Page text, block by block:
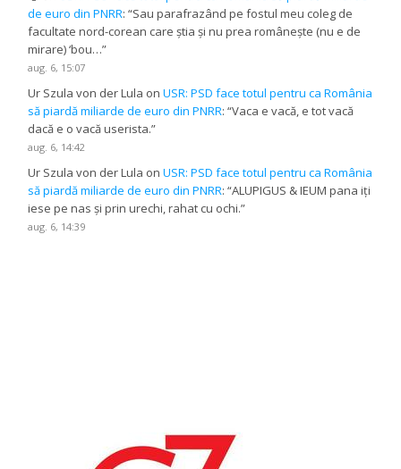
de euro din PNRR: “Sau parafrazând pe fostul meu coleg de
facultate nord-corean care știa și nu prea românește (nu e de
mirare) ‘bou…”
aug. 6, 15:07
Ur Szula von der Lula onUSR: PSD face totul pentru ca România
să piardă miliarde de euro din PNRR: “Vaca e vacă, e tot vacă
dacă e o vacă userista.”
aug. 6, 14:42
Ur Szula von der Lula onUSR: PSD face totul pentru ca România
să piardă miliarde de euro din PNRR: “ALUPIGUS & IEUM pana iți
iese pe nas și prin urechi, rahat cu ochi.”
aug. 6, 14:39